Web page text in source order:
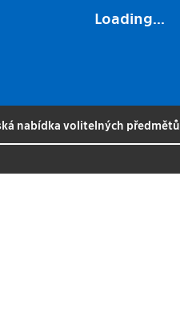
Loading...
nabídka volitelných předmětů